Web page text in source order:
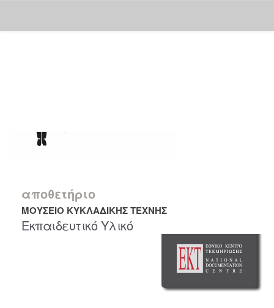
αποθετήριο
ΜΟΥΣΕΙΟ ΚΥΚΛΑΔΙΚΗΣ ΤΕΧΝΗΣ
Εκπαιδευτικό Υλικό